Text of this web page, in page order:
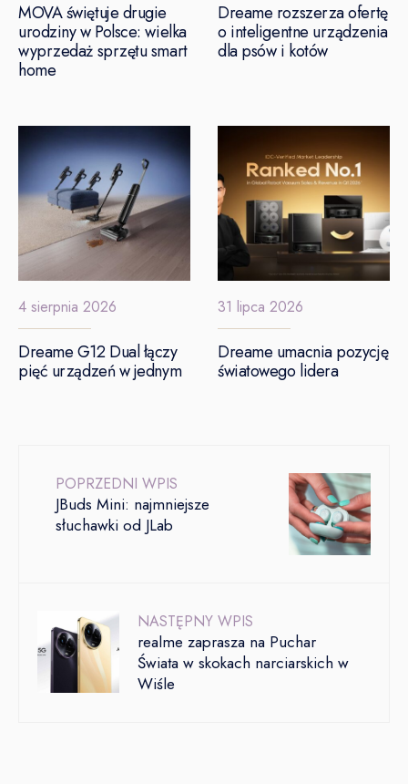
MOVA świętuje drugie
urodziny w Polsce: wielka
wyprzedaż sprzętu smart
home
Dreame rozszerza ofertę
o inteligentne urządzenia
dla psów i kotów
4 sierpnia 2026
Dreame G12 Dual łączy
pięć urządzeń w jednym
31 lipca 2026
Dreame umacnia pozycję
światowego lidera
POPRZEDNI WPIS
JBuds Mini: najmniejsze
słuchawki od JLab
NASTĘPNY WPIS
realme zaprasza na Puchar
Świata w skokach narciarskich w
Wiśle